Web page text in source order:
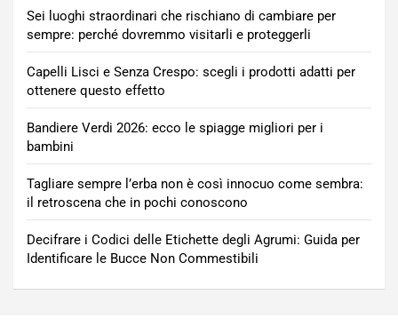
Sei luoghi straordinari che rischiano di cambiare per
sempre: perché dovremmo visitarli e proteggerli
Capelli Lisci e Senza Crespo: scegli i prodotti adatti per
ottenere questo effetto
Bandiere Verdi 2026: ecco le spiagge migliori per i
bambini
Tagliare sempre l’erba non è così innocuo come sembra:
il retroscena che in pochi conoscono
Decifrare i Codici delle Etichette degli Agrumi: Guida per
Identificare le Bucce Non Commestibili